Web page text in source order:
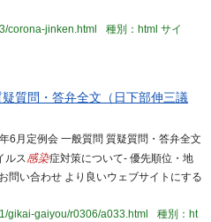
corona-jinken.html
種別：html サイ
質問・答弁全文（日下部伸三議
6月定例会 一般質問 質疑質問・答弁全文
ルス感染症対策について- 優先順位・地
問い合わせ より良いウェブサイトにする
gikai-gaiyou/r0306/a033.html
種別：ht